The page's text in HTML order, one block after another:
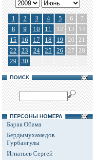
1 2 3 4 5 6
7
8
9 10 11 12 13
14
15
16 17 18 19 20 21
22
23 24 25 26 27 28
29
30
ПОИСК
ПЕРСОНЫ НОМЕРА
Барак Обама
Бердымухамедов
Гурбангулы
Игнатьев Сергей